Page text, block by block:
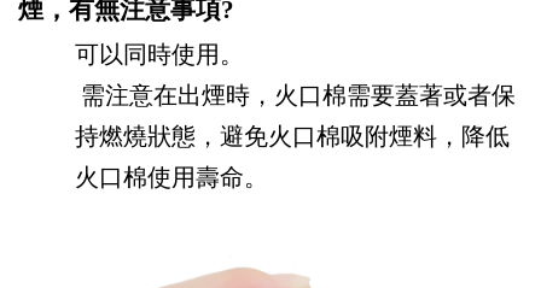
煙，有無注意事項?
可以同時使用。
需注意在出煙時，火口棉需要蓋著或者保
持燃燒狀態，避免火口棉吸附煙料，降低
火口棉使用壽命。